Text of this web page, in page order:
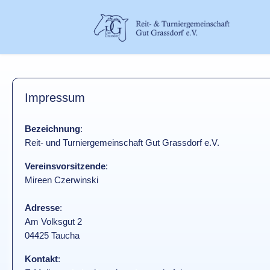
Impressum
Bezeichnung:
Reit- und Turniergemeinschaft Gut Grassdorf e.V.
Vereinsvorsitzende:
Mireen Czerwinski
Adresse:
Am Volksgut 2
04425 Taucha
Kontakt: